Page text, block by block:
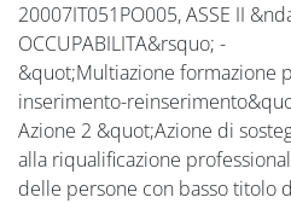
20007IT051PO005, ASSE II
OCCUPABILITA&rsquo; -
&quot;Multiazione formazione
inserimento-
Azione 2 &quot;Azione di
alla riqualificazione
delle persone con basso titolo